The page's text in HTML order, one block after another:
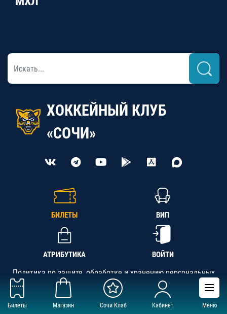
Билеты Магазин Сочи Клаб Кабинет Меню
ХОККЕЙНЫЙ КЛУБ
«СОЧИ»
БИЛЕТЫ ВИП
АТРИБУТИКА ВОЙТИ
Политика по защите, обработке и хранению персональных
данных
АНО «СК «Кубань-Регион», ОГРН 1142300002349,